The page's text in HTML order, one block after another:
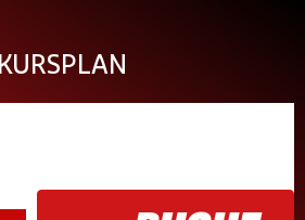
KURSPLAN